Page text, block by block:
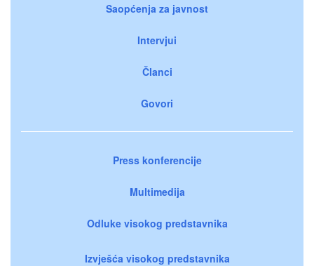
Saopćenja za javnost
Intervjui
Članci
Govori
Press konferencije
Multimedija
Odluke visokog predstavnika
Izvješća visokog predstavnika